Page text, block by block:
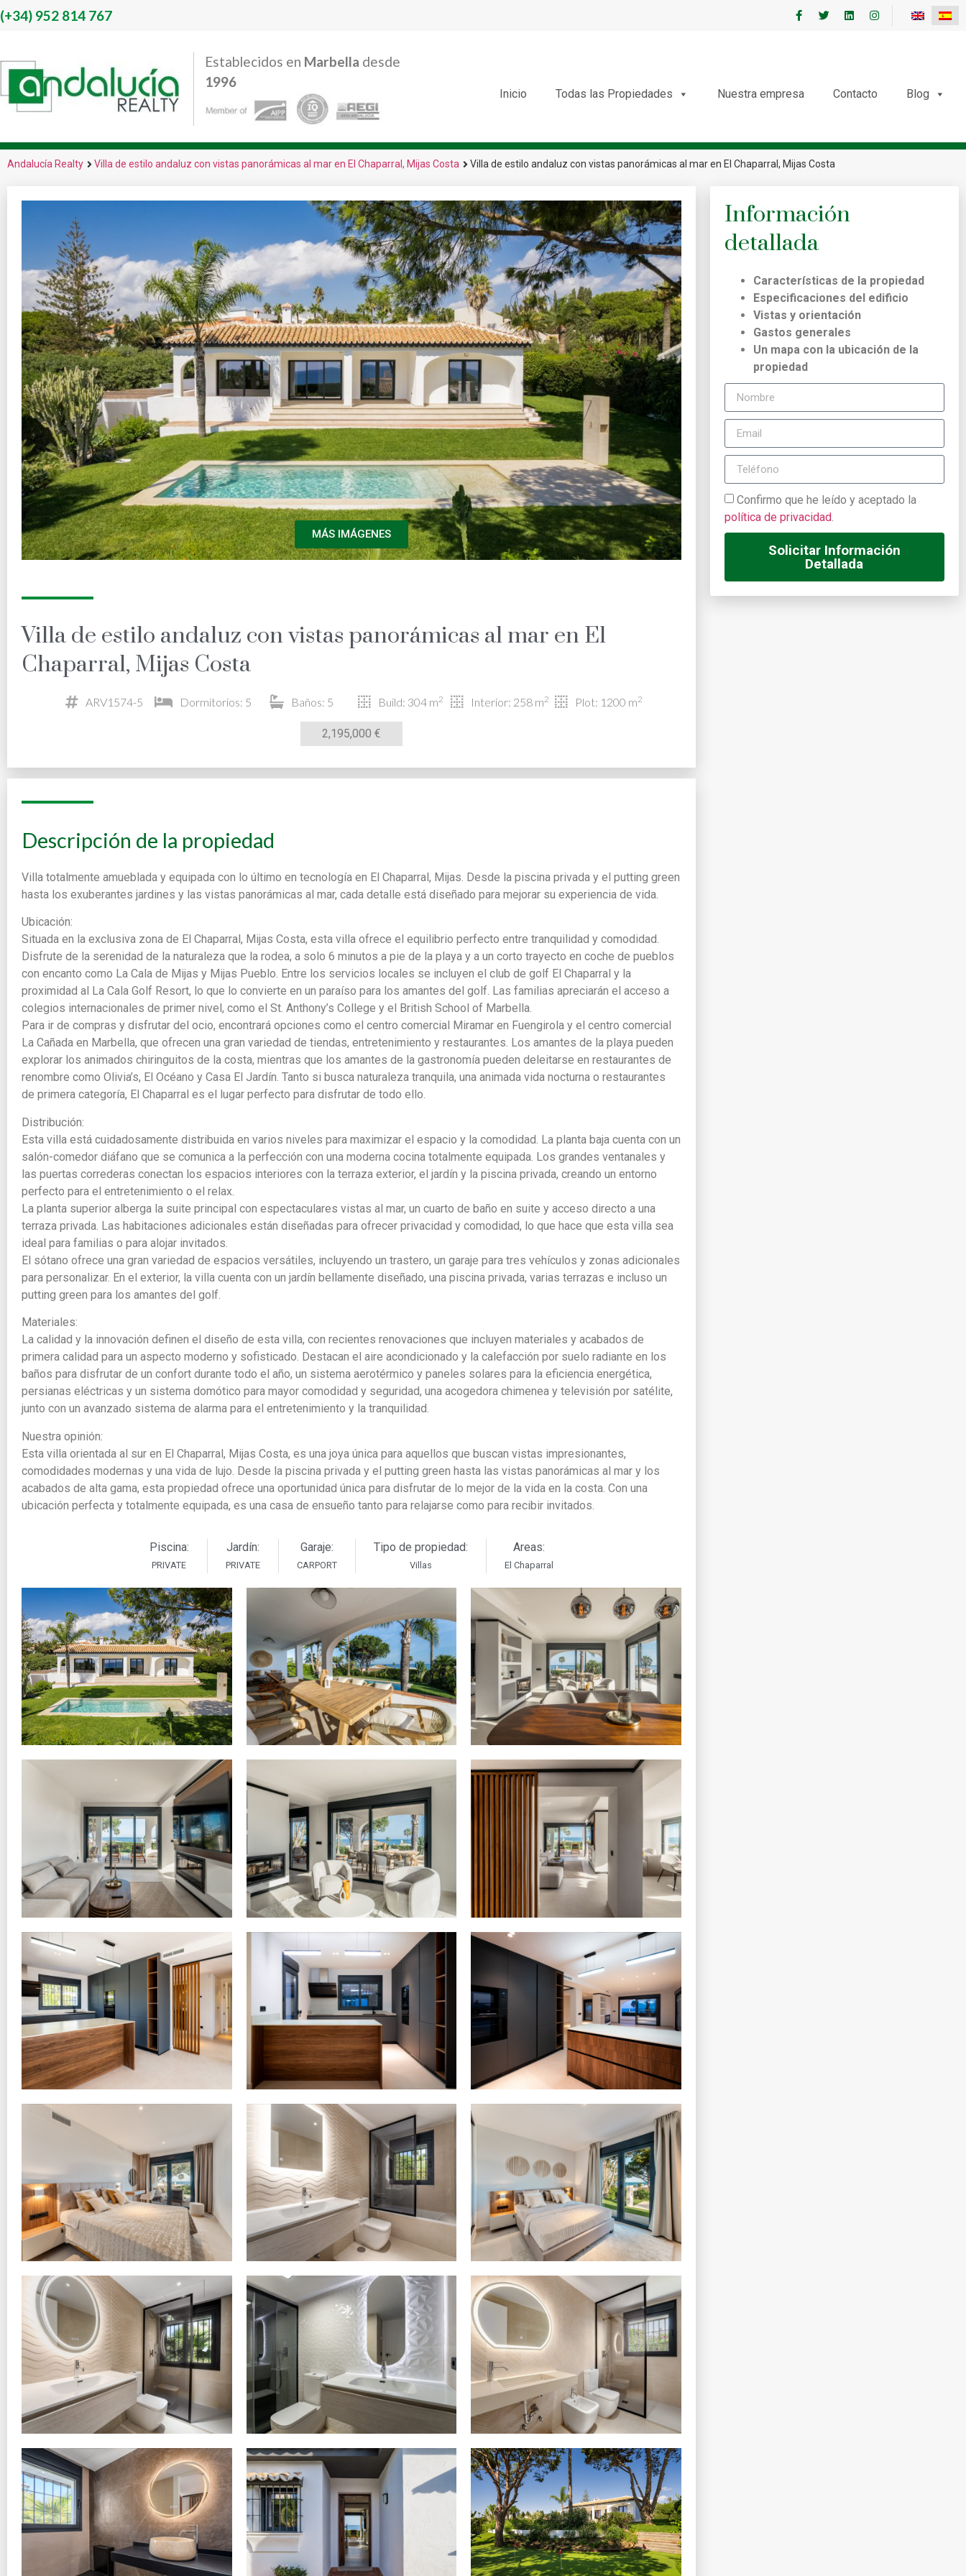
(+34) 952 814 767
Establecidos en Marbella desde
1996
Inicio Todas las Propiedades Nuestra empresa Contacto Blog
Andalucía Realty Villa de estilo andaluz con vistas panorámicas al mar en El Chaparral, Mijas Costa Villa de estilo andaluz con vistas panorámicas al mar en El Chaparral, Mijas Costa
MÁS IMÁGENES
Villa de estilo andaluz con vistas panorámicas al mar en El
Chaparral, Mijas Costa
ARV1574-5 Dormitorios: 5 Baños: 5 Build: 304 m2 Interior: 258 m2 Plot: 1200 m2
2,195,000 €
Descripción de la propiedad
Villa totalmente amueblada y equipada con lo último en tecnología en El Chaparral, Mijas. Desde la piscina privada y el putting green
hasta los exuberantes jardines y las vistas panorámicas al mar, cada detalle está diseñado para mejorar su experiencia de vida.
Ubicación:
Situada en la exclusiva zona de El Chaparral, Mijas Costa, esta villa ofrece el equilibrio perfecto entre tranquilidad y comodidad.
Disfrute de la serenidad de la naturaleza que la rodea, a solo 6 minutos a pie de la playa y a un corto trayecto en coche de pueblos
con encanto como La Cala de Mijas y Mijas Pueblo. Entre los servicios locales se incluyen el club de golf El Chaparral y la
proximidad al La Cala Golf Resort, lo que lo convierte en un paraíso para los amantes del golf. Las familias apreciarán el acceso a
colegios internacionales de primer nivel, como el St. Anthony’s College y el British School of Marbella.
Para ir de compras y disfrutar del ocio, encontrará opciones como el centro comercial Miramar en Fuengirola y el centro comercial
La Cañada en Marbella, que ofrecen una gran variedad de tiendas, entretenimiento y restaurantes. Los amantes de la playa pueden
explorar los animados chiringuitos de la costa, mientras que los amantes de la gastronomía pueden deleitarse en restaurantes de
renombre como Olivia’s, El Océano y Casa El Jardín. Tanto si busca naturaleza tranquila, una animada vida nocturna o restaurantes
de primera categoría, El Chaparral es el lugar perfecto para disfrutar de todo ello.
Distribución:
Esta villa está cuidadosamente distribuida en varios niveles para maximizar el espacio y la comodidad. La planta baja cuenta con un
salón-comedor diáfano que se comunica a la perfección con una moderna cocina totalmente equipada. Los grandes ventanales y
las puertas correderas conectan los espacios interiores con la terraza exterior, el jardín y la piscina privada, creando un entorno
perfecto para el entretenimiento o el relax.
La planta superior alberga la suite principal con espectaculares vistas al mar, un cuarto de baño en suite y acceso directo a una
terraza privada. Las habitaciones adicionales están diseñadas para ofrecer privacidad y comodidad, lo que hace que esta villa sea
ideal para familias o para alojar invitados.
El sótano ofrece una gran variedad de espacios versátiles, incluyendo un trastero, un garaje para tres vehículos y zonas adicionales
para personalizar. En el exterior, la villa cuenta con un jardín bellamente diseñado, una piscina privada, varias terrazas e incluso un
putting green para los amantes del golf.
Materiales:
La calidad y la innovación definen el diseño de esta villa, con recientes renovaciones que incluyen materiales y acabados de
primera calidad para un aspecto moderno y sofisticado. Destacan el aire acondicionado y la calefacción por suelo radiante en los
baños para disfrutar de un confort durante todo el año, un sistema aerotérmico y paneles solares para la eficiencia energética,
persianas eléctricas y un sistema domótico para mayor comodidad y seguridad, una acogedora chimenea y televisión por satélite,
junto con un avanzado sistema de alarma para el entretenimiento y la tranquilidad.
Nuestra opinión:
Esta villa orientada al sur en El Chaparral, Mijas Costa, es una joya única para aquellos que buscan vistas impresionantes,
comodidades modernas y una vida de lujo. Desde la piscina privada y el putting green hasta las vistas panorámicas al mar y los
acabados de alta gama, esta propiedad ofrece una oportunidad única para disfrutar de lo mejor de la vida en la costa. Con una
ubicación perfecta y totalmente equipada, es una casa de ensueño tanto para relajarse como para recibir invitados.
Piscina:
PRIVATE
Jardín:
PRIVATE
Garaje:
CARPORT
Tipo de propiedad:
Villas
Areas:
El Chaparral
Información
detallada
Características de la propiedad
Especificaciones del edificio
Vistas y orientación
Gastos generales
Un mapa con la ubicación de la
propiedad
Confirmo que he leído y aceptado la
política de privacidad.
Solicitar Información
Detallada